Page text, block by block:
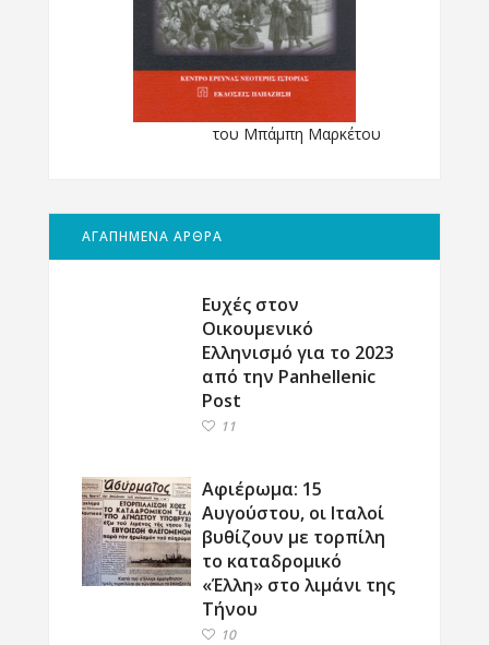
του Μπάμπη Μαρκέτου
ΑΓΑΠΗΜΕΝΑ ΑΡΘΡΑ
Ευχές στον
Οικουμενικό
Ελληνισμό για το 2023
από την Panhellenic
Post
11
Αφιέρωμα: 15
Αυγούστου, οι Ιταλοί
βυθίζουν με τορπίλη
το καταδρομικό
«Έλλη» στο λιμάνι της
Τήνου
10